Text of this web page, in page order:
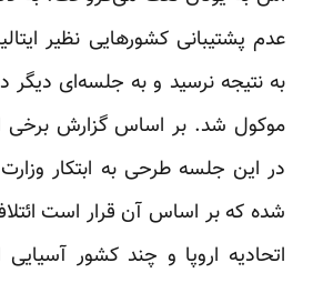
عدم پشتیبانی کشورهایی نظیر
موکول شد. بر اساس گزارش برخی
در این جلسه طرحی به ابتکار
اتحادیه اروپا و چند کشور